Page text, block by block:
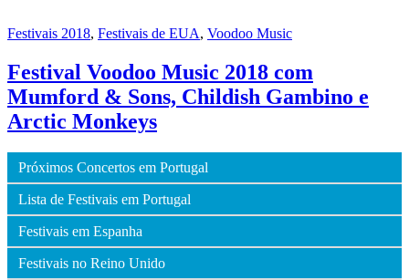
Festivais 2018, Festivais de EUA, Voodoo Music
Festival Voodoo Music 2018 com
Mumford & Sons, Childish Gambino e
Arctic Monkeys
Próximos Concertos em Portugal
Lista de Festivais em Portugal
Festivais em Espanha
Festivais no Reino Unido